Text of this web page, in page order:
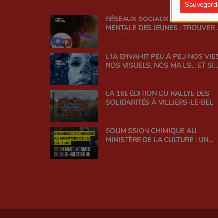
RÉSEAUX SOCIAUX ET SANTÉ
MENTALE DES JEUNES : TROUVER
L'IA ENVAHIT PEU À PEU NOS
NOS VISUELS, NOS MAILS... ET SI
LA 16E ÉDITION DU RALLYE DES
SOLIDARITÉS À VILLIERS-LE-BEL
SOUMISSION CHIMIQUE AU
MINISTÈRE DE LA CULTURE : UN